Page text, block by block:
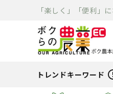
「楽しく」「便利」
トレンドキーワード